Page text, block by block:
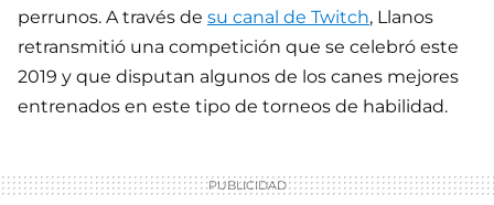
perrunos. A través de su canal de Twitch, Llanos
retransmitió una competición que se celebró este
2019 y que disputan algunos de los canes mejores
entrenados en este tipo de torneos de habilidad.